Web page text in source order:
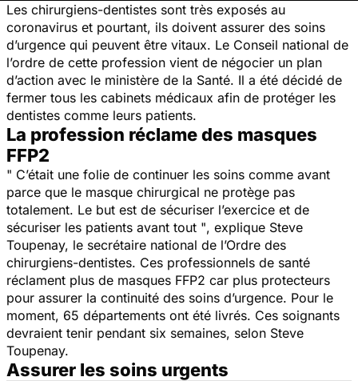
Les chirurgiens-dentistes sont très exposés au
coronavirus et pourtant, ils doivent assurer des soins
d’urgence qui peuvent être vitaux. Le Conseil national de
l’ordre de cette profession vient de négocier un plan
d’action avec le ministère de la Santé. Il a été décidé de
fermer tous les cabinets médicaux afin de protéger les
dentistes comme leurs patients.
La profession réclame des masques
FFP2
" C’était une folie de continuer les soins comme avant
parce que le masque chirurgical ne protège pas
totalement. Le but est de sécuriser l’exercice et de
sécuriser les patients avant tout ", explique Steve
Toupenay, le secrétaire national de l’Ordre des
chirurgiens-dentistes. Ces professionnels de santé
réclament plus de masques FFP2 car plus protecteurs
pour assurer la continuité des soins d’urgence. Pour le
moment, 65 départements ont été livrés. Ces soignants
devraient tenir pendant six semaines, selon Steve
Toupenay.
Assurer les soins urgents